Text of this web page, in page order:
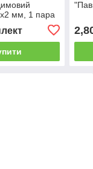
мм, 1 пара